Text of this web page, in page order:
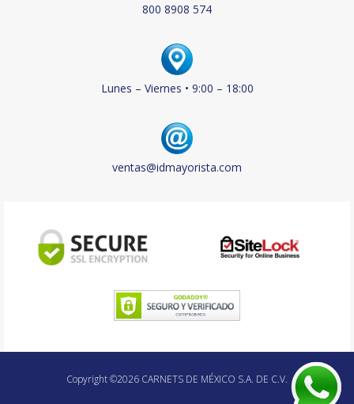
800 8908 574
Lunes – Viernes • 9:00 – 18:00
ventas@idmayorista.com
Copyright ©2026 CARNETS DE MÉXICO S.A. DE C.V.